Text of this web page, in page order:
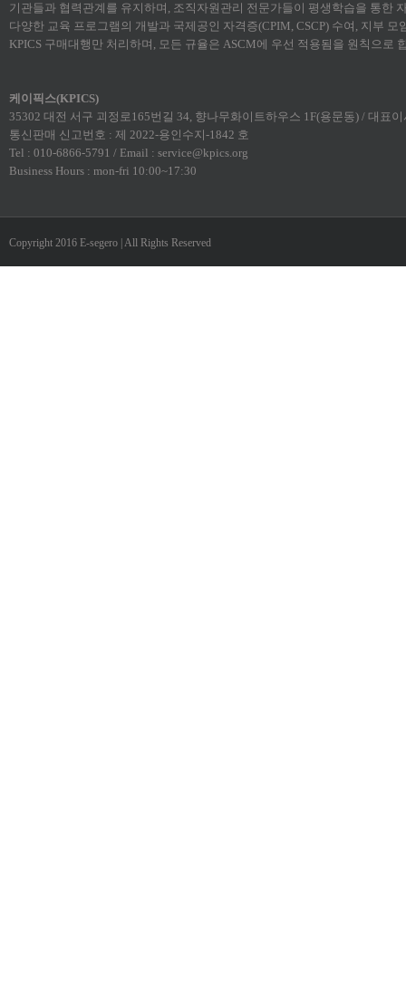
기관들과 협력관계를 유지하며, 조직자원관리 전문가들이 평생학습을 통한
다양한 교육 프로그램의 개발과 국제공인 자격증(CPIM, CSCP) 수여, 지부
KPICS 구매대행만 처리하며, 모든 규율은 ASCM에 우선 적용됨을 원칙으로
케이픽스(KPICS)
35302 대전 서구 괴정로165번길 34, 향나무화이트하우스 1F(용문동) / 대표
통신판매 신고번호 : 제 2022-용인수지-1842 호
Tel : 010-6866-5791 / Email : service@kpics.org
Business Hours : mon-fri 10:00~17:30
Copyright 2016 E-segero | All Rights Reserved